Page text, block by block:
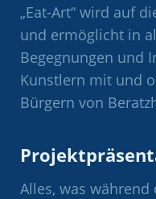
„Eat-Art“ wird auf
und ermöglicht in
Begegnungen und
Kunstlern mit und
Bürgern von
Alles, was